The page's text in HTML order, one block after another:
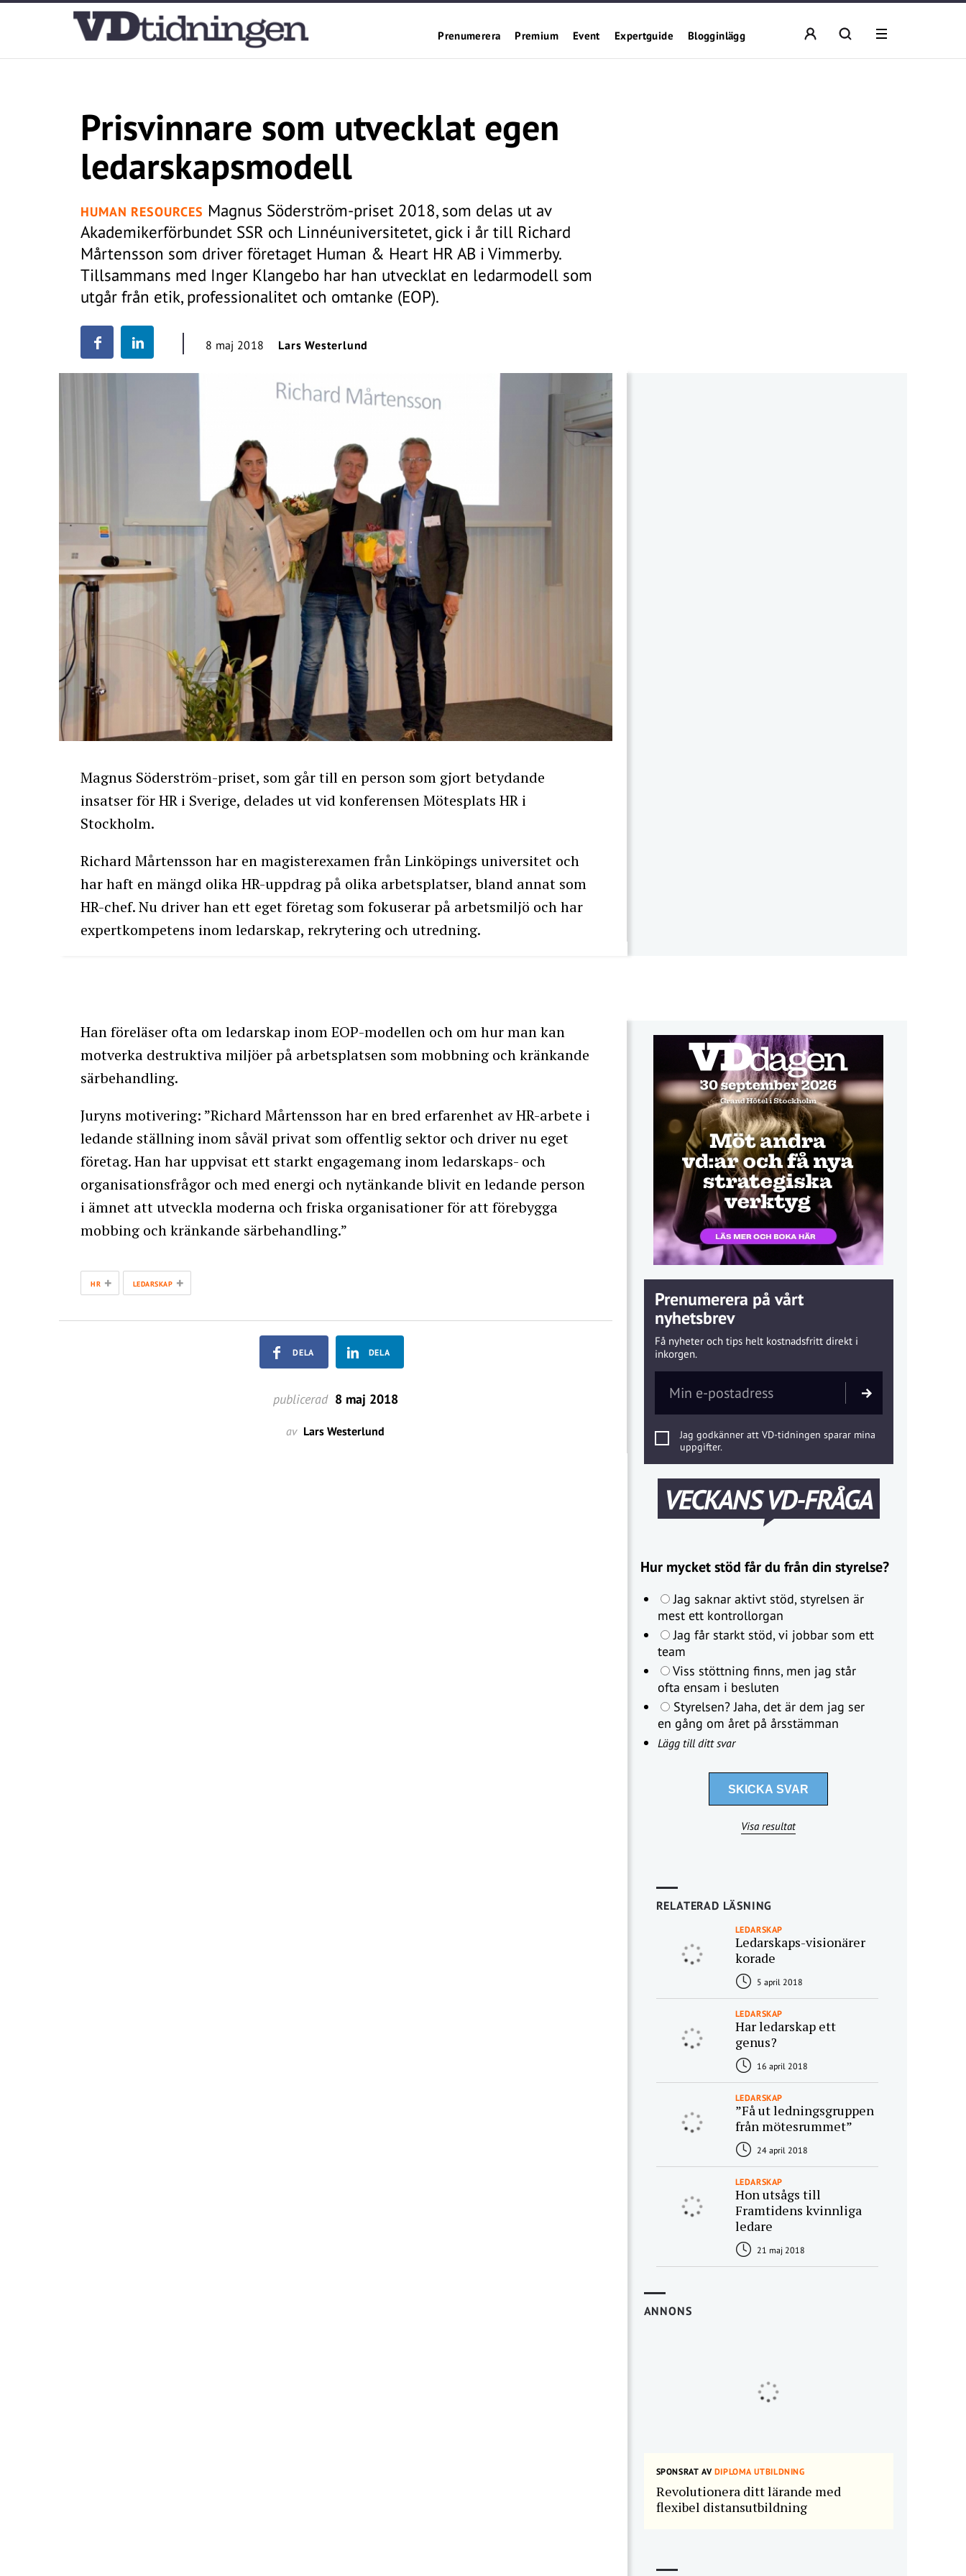
Prenumerera Premium Event Expertguide Blogginlägg
Prisvinnare som utvecklat egen
ledarskapsmodell
HUMAN RESOURCES Magnus Söderström-priset 2018, som delas ut av
Akademikerförbundet SSR och Linnéuniversitetet, gick i år till Richard
Mårtensson som driver företaget Human & Heart HR AB i Vimmerby.
Tillsammans med Inger Klangebo har han utvecklat en ledarmodell som
utgår från etik, professionalitet och omtanke (EOP).
8 maj 2018 Lars Westerlund
Magnus Söderström-priset, som går till en person som gjort betydande
insatser för HR i Sverige, delades ut vid konferensen Mötesplats HR i
Stockholm.
Richard Mårtensson har en magisterexamen från Linköpings universitet och
har haft en mängd olika HR-uppdrag på olika arbetsplatser, bland annat som
HR-chef. Nu driver han ett eget företag som fokuserar på arbetsmiljö och har
expertkompetens inom ledarskap, rekrytering och utredning.
Han föreläser ofta om ledarskap inom EOP-modellen och om hur man kan
motverka destruktiva miljöer på arbetsplatsen som mobbning och kränkande
särbehandling.
Juryns motivering: ”Richard Mårtensson har en bred erfarenhet av HR-arbete i
ledande ställning inom såväl privat som offentlig sektor och driver nu eget
företag. Han har uppvisat ett starkt engagemang inom ledarskaps- och
organisationsfrågor och med energi och nytänkande blivit en ledande person
i ämnet att utveckla moderna och friska organisationer för att förebygga
mobbing och kränkande särbehandling.”
HR + LEDARSKAP +
DELA DELA
publicerad 8 maj 2018
av Lars Westerlund
Prenumerera på vårt
nyhetsbrev
Få nyheter och tips helt kostnadsfritt direkt i
inkorgen.
Jag godkänner att VD-tidningen sparar mina
uppgifter.
VECKANS VD-FRÅGA
Hur mycket stöd får du från din styrelse?
Jag saknar aktivt stöd, styrelsen är
mest ett kontrollorgan
Jag får starkt stöd, vi jobbar som ett
team
Viss stöttning finns, men jag står
ofta ensam i besluten
Styrelsen? Jaha, det är dem jag ser
en gång om året på årsstämman
Lägg till ditt svar
Visa resultat
RELATERAD LÄSNING
LEDARSKAP
Ledarskaps-visionärer
korade
5 april 2018
LEDARSKAP
Har ledarskap ett
genus?
16 april 2018
LEDARSKAP
”Få ut ledningsgruppen
från mötesrummet”
24 april 2018
LEDARSKAP
Hon utsågs till
Framtidens kvinnliga
ledare
21 maj 2018
ANNONS
SPONSRAT AVDIPLOMA UTBILDNING
Revolutionera ditt lärande med
flexibel distansutbildning